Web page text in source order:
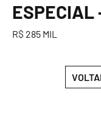
ESPECIAL
R$ 285 MIL